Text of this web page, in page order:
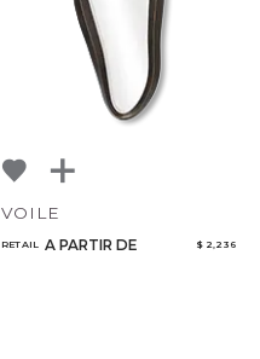
VOILE
RETAIL A PARTIR DE $ 2,236